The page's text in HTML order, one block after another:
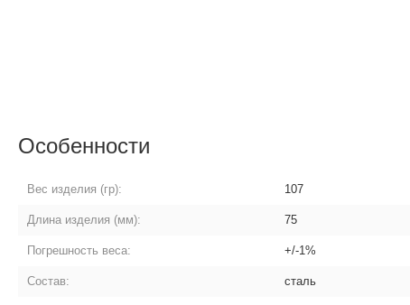
Особенности
Вес изделия (гр): 107
Длина изделия (мм): 75
Погрешность веса: +/-1%
Состав: сталь